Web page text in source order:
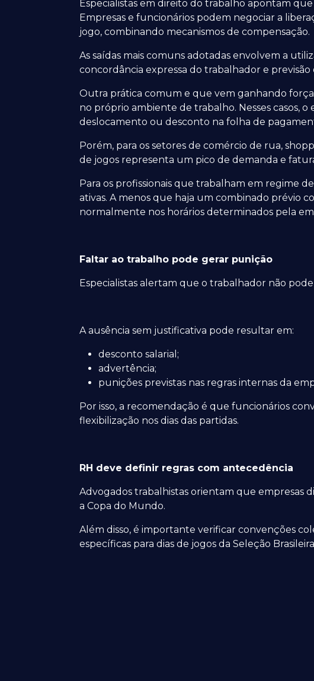
Especialistas em direito do trabalho apontam
Empresas e funcionários podem negociar a
jogo, combinando mecanismos de compensação.
As saídas mais comuns adotadas envolvem a
concordância expressa do trabalhador e
Outra prática comum e que vem ganhando
no próprio ambiente de trabalho. Nesses casos,
deslocamento ou desconto na folha de
Porém, para os setores de comércio de rua,
de jogos representa um pico de demanda e
Para os profissionais que trabalham em regime
ativas. A menos que haja um combinado prévio
normalmente nos horários determinados pela
Faltar ao trabalho pode gerar punição
Especialistas alertam que o trabalhador não
A ausência sem justificativa pode resultar em:
desconto salarial;
advertência;
punições previstas nas regras internas da
Por isso, a recomendação é que funcionários
flexibilização nos dias das partidas.
RH deve definir regras com antecedência
Advogados trabalhistas orientam que
a Copa do Mundo.
Além disso, é importante verificar convenções
específicas para dias de jogos da Seleção